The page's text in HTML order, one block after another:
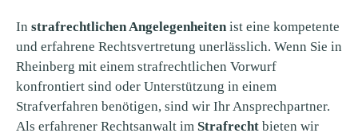
In strafrechtlichen Angelegenheiten ist eine kompetente
und erfahrene Rechtsvertretung unerlässlich. Wenn Sie in
Rheinberg mit einem strafrechtlichen Vorwurf
konfrontiert sind oder Unterstützung in einem
Strafverfahren benötigen, sind wir Ihr Ansprechpartner.
Als erfahrener Rechtsanwalt im Strafrecht bieten wir